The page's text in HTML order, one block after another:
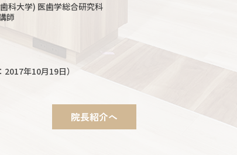
科大学) 医歯学総合研究科
師
年10月19日）
院長紹介へ